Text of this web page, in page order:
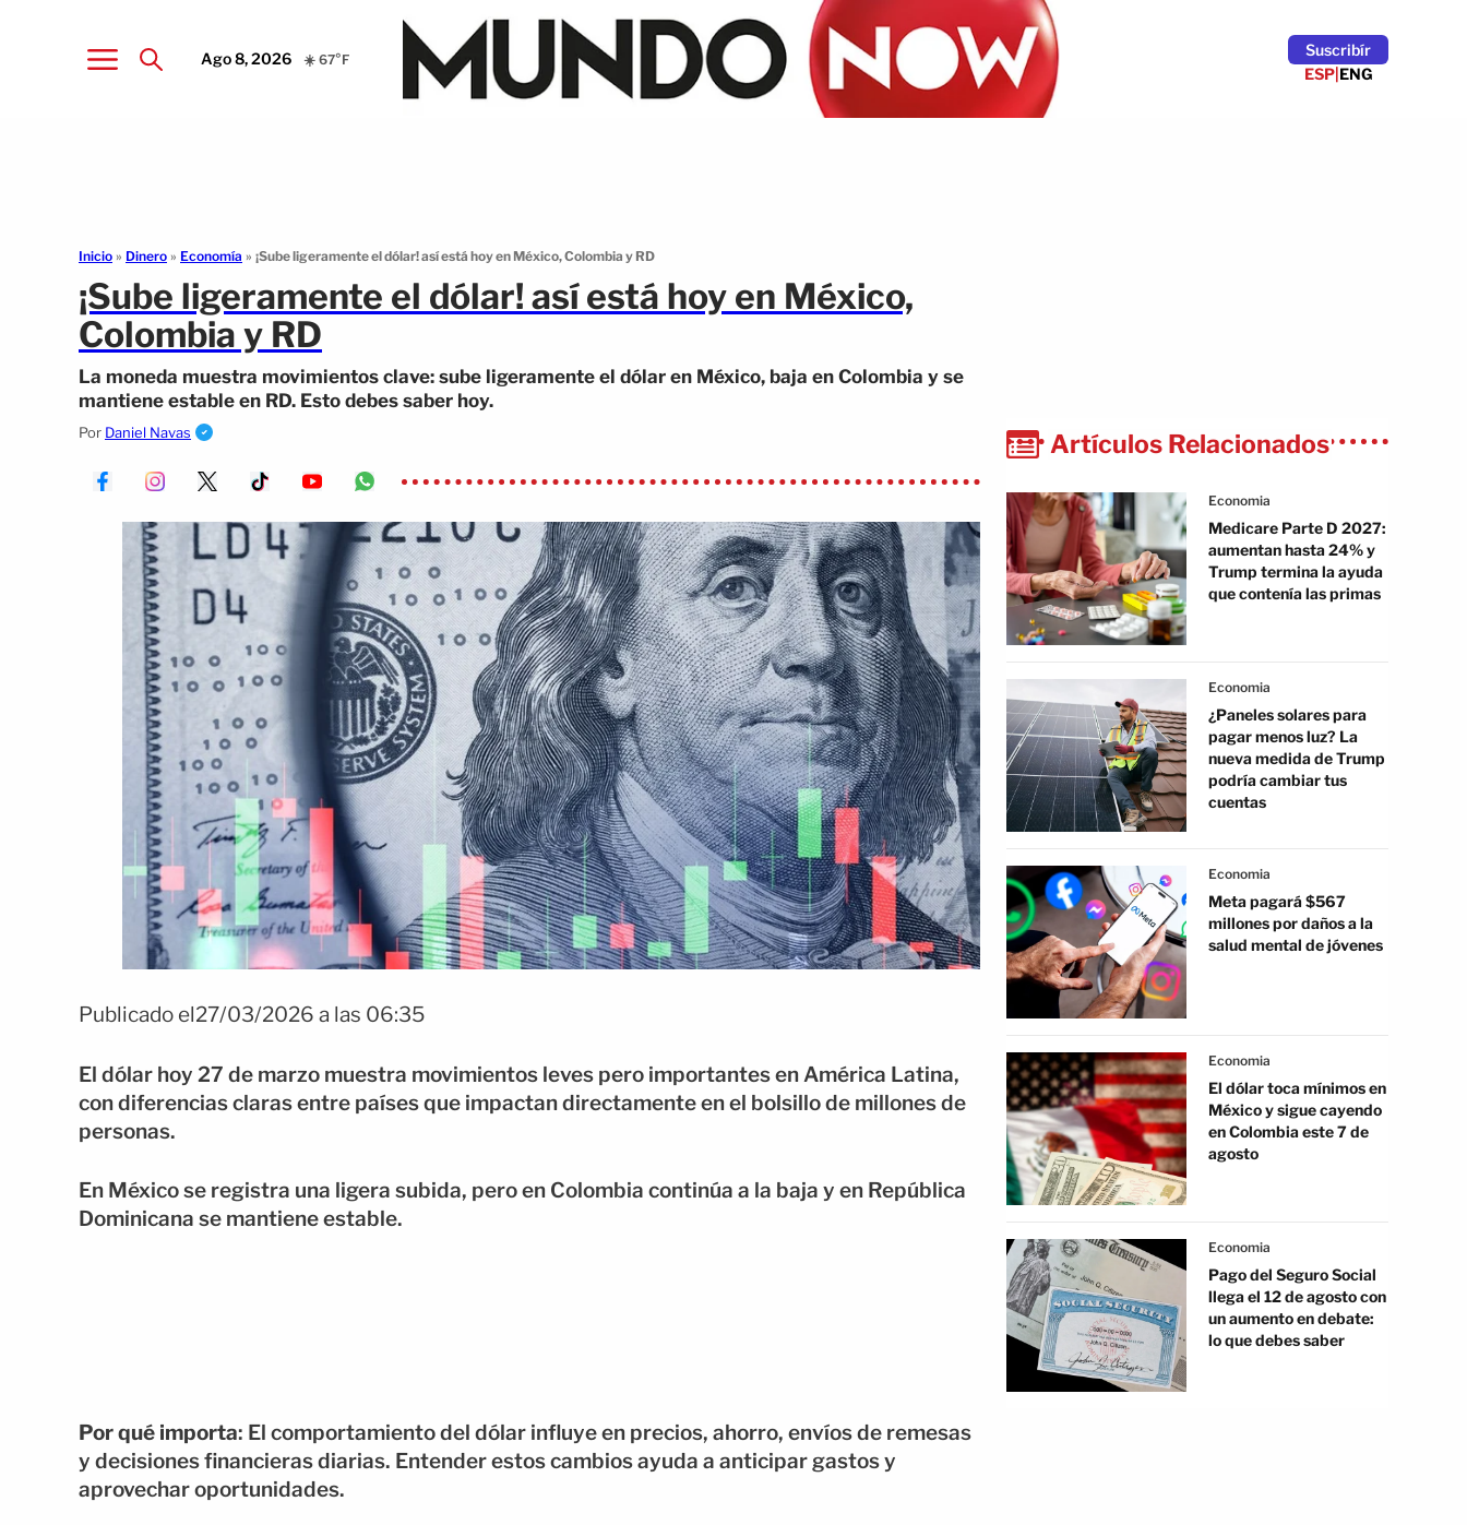
Ago 8, 2026 ☀️ 67°F
Suscribír
ESP|ENG
Inicio » Dinero » Economía » ¡Sube ligeramente el dólar! así está hoy en México, Colombia y RD
¡Sube ligeramente el dólar! así está hoy en México,
Colombia y RD
La moneda muestra movimientos clave: sube ligeramente el dólar en México, baja en Colombia y se
mantiene estable en RD. Esto debes saber hoy.
Por Daniel Navas
Publicado el27/03/2026 a las 06:35
El dólar hoy 27 de marzo muestra movimientos leves pero importantes en América Latina,
con diferencias claras entre países que impactan directamente en el bolsillo de millones de
personas.
En México se registra una ligera subida, pero en Colombia continúa a la baja y en República
Dominicana se mantiene estable.
Por qué importa: El comportamiento del dólar influye en precios, ahorro, envíos de remesas
y decisiones financieras diarias. Entender estos cambios ayuda a anticipar gastos y
aprovechar oportunidades.
Artículos Relacionados
Economia
Medicare Parte D 2027:
aumentan hasta 24% y
Trump termina la ayuda
que contenía las primas
Economia
¿Paneles solares para
pagar menos luz? La
nueva medida de Trump
podría cambiar tus
cuentas
Economia
Meta pagará $567
millones por daños a la
salud mental de jóvenes
Economia
El dólar toca mínimos en
México y sigue cayendo
en Colombia este 7 de
agosto
Economia
Pago del Seguro Social
llega el 12 de agosto con
un aumento en debate:
lo que debes saber